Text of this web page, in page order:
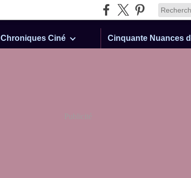
Chroniques Ciné
Publicité